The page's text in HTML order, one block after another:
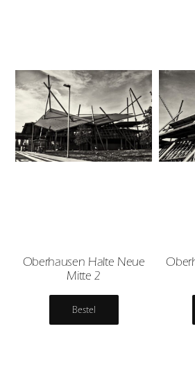
Oberhausen Halte Neue
Mitte 2
Bestel